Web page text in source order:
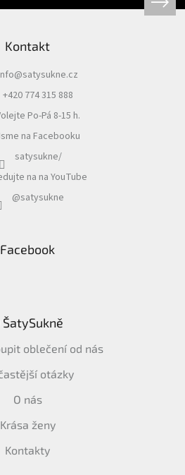
Kontakt
@satysukne.cz
+420 774 315 888
Po-Pá 8-15 h.
na Facebooku
satysukne/
na na YouTube
@satysukne
Facebook
ŠatySukně
oblečení od nás
otázky
O nás
Krása ženy
Kontakty